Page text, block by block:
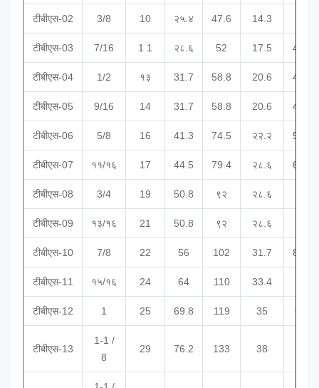
टीबीएस-02 3/8 10 २५.४ 47.6 14.3
टीबीएस-03 7/16 1 1 २८.६ 52 17.5 41.3
टीबीएस-04 1/2 १३ 31.7 58.8 20.6 44.5
टीबीएस-05 9/16 14 31.7 58.8 20.6 44.5
टीबीएस-06 5/8 16 41.3 74.5 २२.२ 58.8
टीबीएस-07 ११/१६ 17 44.5 79.4 २८.६ 66.6
टीबीएस-08 3/4 19 50.8 ९२ २८.६
टीबीएस-09 १३/१६ 21 50.8 ९२ २८.६
टीबीएस-10 7/8 22 56 102 31.7 82.5
टीबीएस-11 १५/१६ 24 64 110 33.4
टीबीएस-12 1 25 69.8 119 35 १०८
टीबीएस-13
1-1 /
8
29 76.2 133 38